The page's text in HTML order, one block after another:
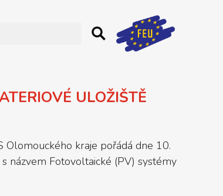
ULOŽIŠTĚ
Olomouckého kraje pořádá dne 10.
názvem Fotovoltaické (PV) systémy